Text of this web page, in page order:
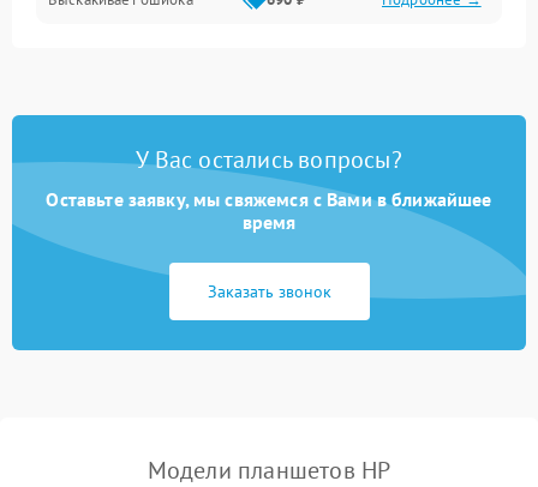
Перегрев и нестабильная работа
Программные сбои
У Вас остались вопросы?
Оставьте заявку, мы свяжемся с Вами в ближайшее
время
Заказать звонок
Модели планшетов HP